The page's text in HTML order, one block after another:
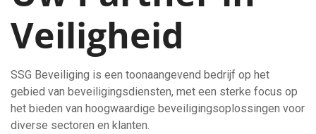
Veiligheid
SSG Beveiliging is een toonaangevend bedrijf op het
gebied van beveiligingsdiensten, met een sterke focus op
het bieden van hoogwaardige beveiligingsoplossingen voor
diverse sectoren en klanten.